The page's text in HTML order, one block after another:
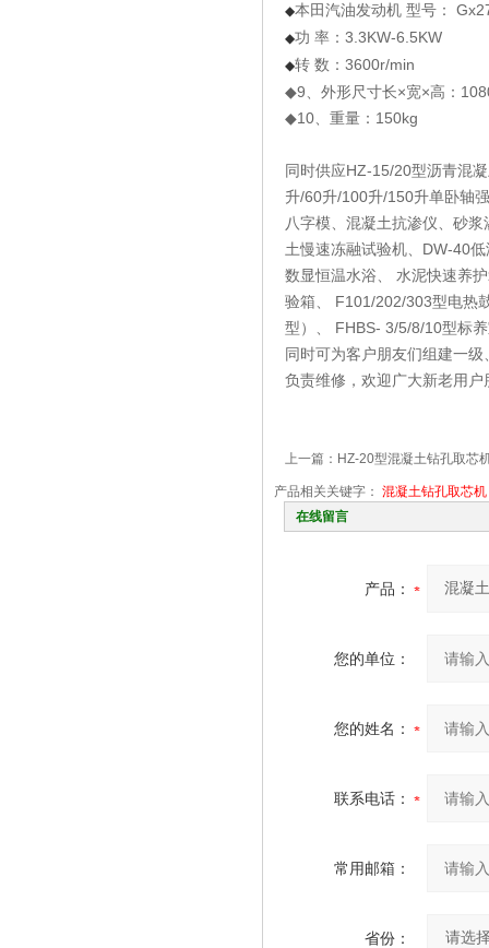
◆本田汽油发动机 型号：
◆功 率：3.3KW-6.5KW
◆转 数：3600r/min
◆9、外形尺寸长×宽×高：
◆10、重量：150kg
同时供应HZ-15/20型沥青混
升/60升/100升/150升单卧轴
八字模、混凝土抗渗仪、砂
土慢速冻融试验机、DW-40
数显恒温水浴、 水泥快速养
验箱、 F101/202/303型电热
型）、 FHBS- 3/5/8/10型标
同时可为客户朋友们组建一
负责维修，欢迎广大新老用户
上一篇： HZ-20型混凝土钻孔取芯
产品相关关键字： 混凝土钻孔取芯机
在线留言
产品：
您的单位：
您的姓名：
联系电话：
常用邮箱：
省份：